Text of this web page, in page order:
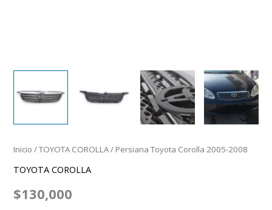
Inicio /TOYOTA COROLLA/ Persiana Toyota Corolla 2005-2008
TOYOTA COROLLA
$130,000